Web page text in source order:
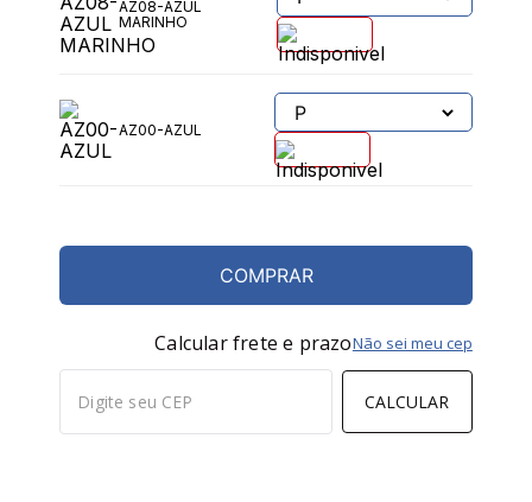
AZ08-AZUL
MARINHO
AZ00-AZUL
COMPRAR
Calcular frete e prazo
CALCULAR
Não sei meu cep